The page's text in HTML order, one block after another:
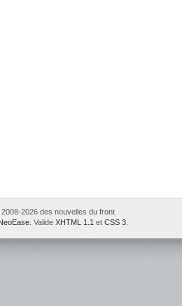
2026 des nouvelles du front
. Valide XHTML 1.1 et CSS 3